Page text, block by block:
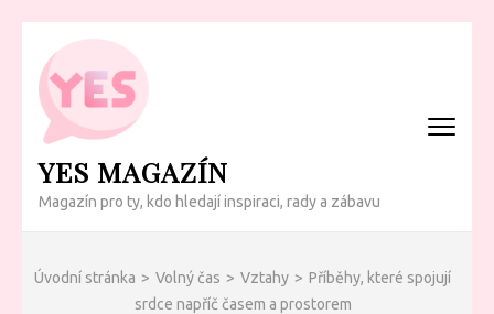
Přeskočit
obsah
(Enter)
YES MAGAZÍN
Magazín pro ty, kdo hledají inspiraci, rady a zábavu
Úvodní stránka > Volný čas > Vztahy > Příběhy, které spojují
srdce napříč časem a prostorem